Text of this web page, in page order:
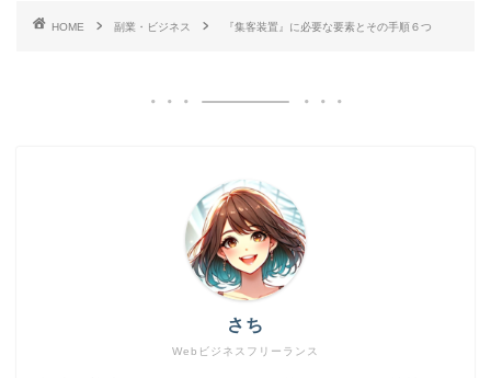
HOME 副業・ビジネス 『集客装置』に必要な要素とその手順６つ
Webビジネスフリーランス
さち